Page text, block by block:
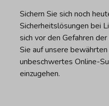
Sichern Sie sich noch
Sicherheitslösungen bei
sich vor den Gefahren
Sie auf unsere
unbeschwertes Online-
einzugehen.